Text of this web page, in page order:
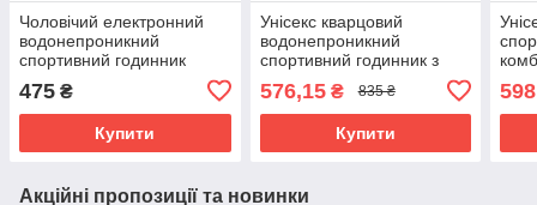
Чоловічий електронний
водонепроникний
спортивний годинник
475 ₴
Купити
Унісекс кварцовий
водонепроникний
спортивний годинник з
комбінованою індикацією
Skmei 2100 Black-Black
576,15₴ 835 ₴
Купити
Акційні пропозиції та новинки